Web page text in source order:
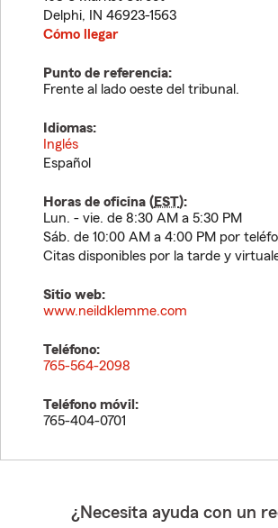
Delphi, IN 46923-1563
Cómo llegar
Punto de referencia:
Frente al lado oeste del tribunal.
Idiomas:
Inglés
Español
Horas de oficina (EST):
Lun. - vie. de 8:30 AM a 5:30 PM
Sáb. de 10:00 AM a 4:00 PM por
Citas disponibles por la tarde y
Sitio web:
www.neildklemme.com
Teléfono:
765-564-2098
Teléfono móvil:
765-404-0701
¿Necesita ayuda con un